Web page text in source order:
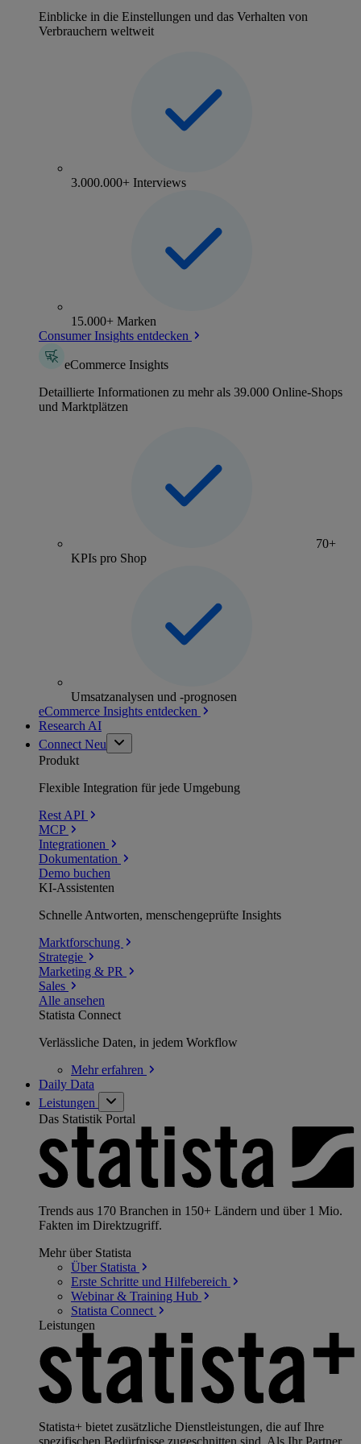
Einblicke in die Einstellungen und das Verhalten von
Verbrauchern weltweit
3.000.000+ Interviews
15.000+ Marken
Consumer Insights entdecken
eCommerce Insights
Detaillierte Informationen zu mehr als 39.000 Online-Shops
und Marktplätzen
70+
KPIs pro Shop
Umsatzanalysen und -prognosen
eCommerce Insights entdecken
Research AI
Connect Neu
Produkt
Flexible Integration für jede Umgebung
Rest API
MCP
Integrationen
Dokumentation
Demo buchen
KI-Assistenten
Schnelle Antworten, menschengeprüfte Insights
Marktforschung
Strategie
Marketing & PR
Sales
Alle ansehen
Statista Connect
Verlässliche Daten, in jedem Workflow
Mehrerfahren
Daily Data
Leistungen
Das Statistik Portal
Trends aus 170 Branchen in 150+ Ländern und über 1 Mio.
Fakten im Direktzugriff.
Mehr über Statista
Über Statista
Erste Schritte und Hilfebereich
Webinar & Training Hub
Statista Connect
Leistungen
Statista+ bietet zusätzliche Dienstleistungen, die auf Ihre
spezifischen Bedürfnisse zugeschnitten sind. Als Ihr Partner